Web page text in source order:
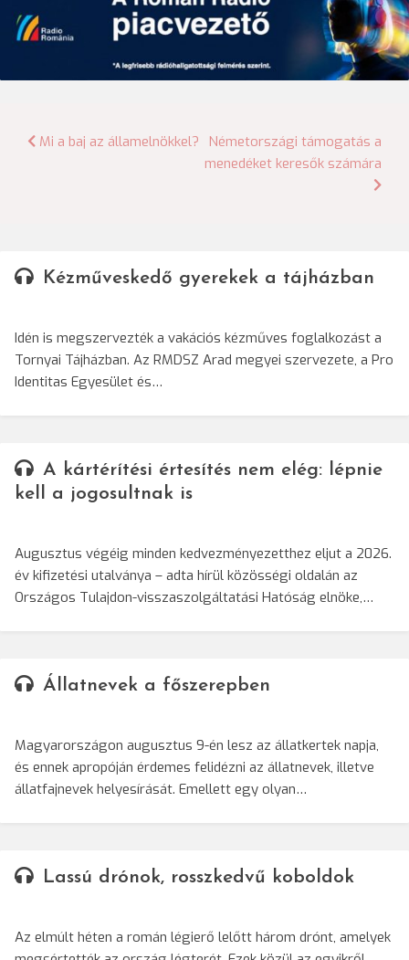
Bejegyzés
Mi a baj az államelnökkel?
Németországi támogatás a
menedéket keresők számára
Kézműveskedő gyerekek a tájházban
Idén is megszervezték a vakációs kézműves foglalkozást a
Tornyai Tájházban. Az RMDSZ Arad megyei szervezete, a Pro
Identitas Egyesület és…
A kártérítési értesítés nem elég: lépnie
kell a jogosultnak is
Augusztus végéig minden kedvezményezetthez eljut a 2026.
év kifizetési utalványa – adta hírül közösségi oldalán az
Országos Tulajdon-visszaszolgáltatási Hatóság elnöke,…
Állatnevek a főszerepben
Magyarországon augusztus 9-én lesz az állatkertek napja,
és ennek apropóján érdemes felidézni az állatnevek, illetve
állatfajnevek helyesírását. Emellett egy olyan…
Lassú drónok, rosszkedvű koboldok
Az elmúlt héten a román légierő lelőtt három drónt, amelyek